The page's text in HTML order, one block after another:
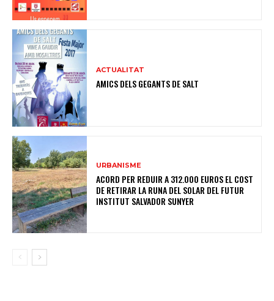
ACTUALITAT
AMICS DELS GEGANTS DE SALT
URBANISME
ACORD PER REDUIR A 312.000 EUROS EL COST
DE RETIRAR LA RUNA DEL SOLAR DEL FUTUR
INSTITUT SALVADOR SUNYER